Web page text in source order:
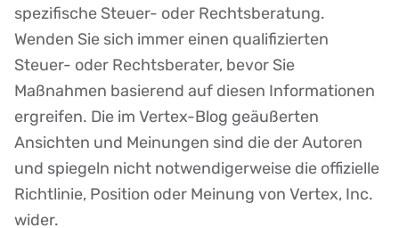
spezifische Steuer- oder Rechtsberatung.
Wenden Sie sich immer einen qualifizierten
Steuer- oder Rechtsberater, bevor Sie
Maßnahmen basierend auf diesen Informationen
ergreifen. Die im Vertex-Blog geäußerten
Ansichten und Meinungen sind die der Autoren
und spiegeln nicht notwendigerweise die offizielle
Richtlinie, Position oder Meinung von Vertex, Inc.
wider.